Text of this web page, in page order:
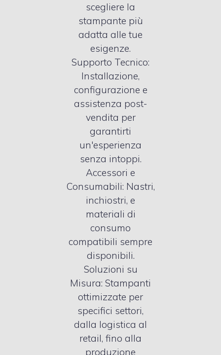
scegliere la
stampante più
adatta alle tue
esigenze.
Supporto Tecnico:
Installazione,
configurazione e
assistenza post-
vendita per
garantirti
un′esperienza
senza intoppi.
Accessori e
Consumabili: Nastri,
inchiostri, e
materiali di
consumo
compatibili sempre
disponibili.
Soluzioni su
Misura: Stampanti
ottimizzate per
specifici settori,
dalla logistica al
retail, fino alla
produzione